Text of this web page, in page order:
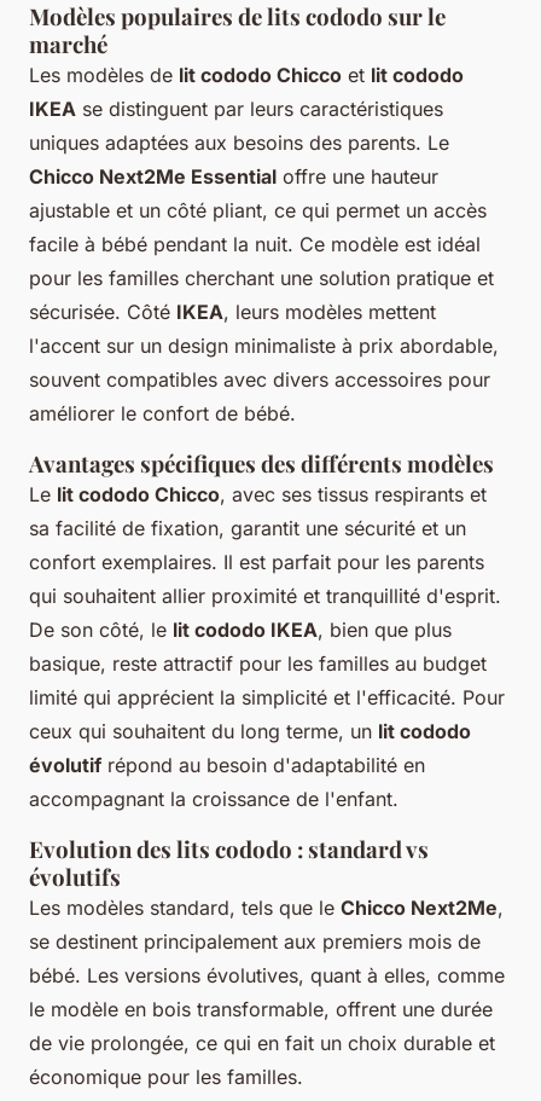
Modèles populaires de lits cododo sur le
marché
Les modèles de lit cododo Chicco et lit cododo
IKEA se distinguent par leurs caractéristiques
uniques adaptées aux besoins des parents. Le
Chicco Next2Me Essential offre une hauteur
ajustable et un côté pliant, ce qui permet un accès
facile à bébé pendant la nuit. Ce modèle est idéal
pour les familles cherchant une solution pratique et
sécurisée. Côté IKEA, leurs modèles mettent
l'accent sur un design minimaliste à prix abordable,
souvent compatibles avec divers accessoires pour
améliorer le confort de bébé.
Avantages spécifiques des différents modèles
Le lit cododo Chicco, avec ses tissus respirants et
sa facilité de fixation, garantit une sécurité et un
confort exemplaires. Il est parfait pour les parents
qui souhaitent allier proximité et tranquillité d'esprit.
De son côté, le lit cododo IKEA, bien que plus
basique, reste attractif pour les familles au budget
limité qui apprécient la simplicité et l'efficacité. Pour
ceux qui souhaitent du long terme, un lit cododo
évolutif répond au besoin d'adaptabilité en
accompagnant la croissance de l'enfant.
Evolution des lits cododo : standard vs
évolutifs
Les modèles standard, tels que le Chicco Next2Me,
se destinent principalement aux premiers mois de
bébé. Les versions évolutives, quant à elles, comme
le modèle en bois transformable, offrent une durée
de vie prolongée, ce qui en fait un choix durable et
économique pour les familles.